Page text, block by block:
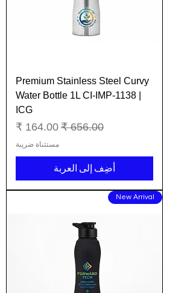
Premium Stainless Steel Curvy
Water Bottle 1L CI-IMP-1138 |
ICG
سعر عاديسعر البيع
مستثناة ضريبة
أضِف إلى العربة
New Arrival